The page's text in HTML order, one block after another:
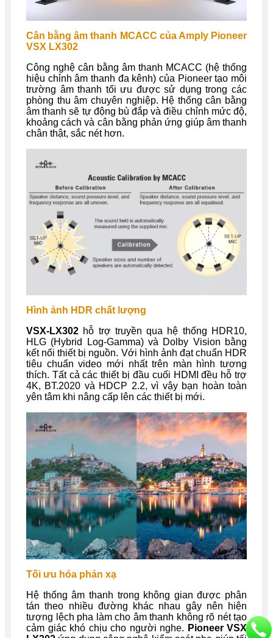
Cân bằng âm thanh MCACC của Amply Pioneer
VSX LX302
Công nghệ cân bằng âm thanh MCACC (hệ thống
hiệu chỉnh âm thanh đa kênh) của Pioneer tạo môi
trường âm thanh tối ưu được sử dụng trong các
phòng thu âm chuyên nghiệp. Hệ thống cân bằng
âm thanh sẽ tự động bù đắp và điều chỉnh mức độ,
khoảng cách và cân bằng phản ứng giúp âm thanh
chân thật, sắc nét hơn.
Hình ảnh HDR chất lượng
VSX-LX302 hỗ trợ truyền qua hệ thống HDR10,
HLG (Hybrid Log-Gamma) và Dolby Vision bằng
kết nối thiết bị nguồn. Với hình ảnh đạt chuẩn HDR
tiêu chuẩn video mới nhất trên màn hình tương
thích. Tất cả các thiết bị đầu cuối HDMI đều hỗ trợ
4K, BT.2020 và HDCP 2.2, vì vậy bạn hoàn toàn
yên tâm khi nâng cấp lên các thiết bị mới.
Tối ưu hóa phản xạ
Hệ thống âm thanh trong không gian được phân
tán theo nhiều đường khác nhau gây nên hiện
tượng lệch pha làm cho âm thanh không rõ nét tạo
cảm giác khó chịu cho người nghe. Pioneer VSX